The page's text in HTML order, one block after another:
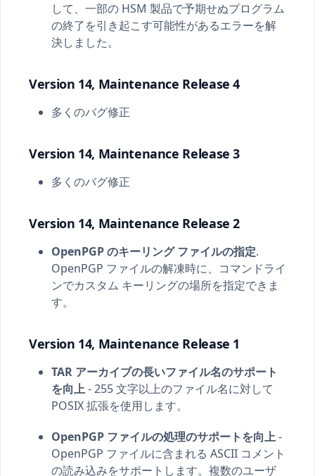
して、一部の HSM 製品で予期せぬプログラム
の終了を引き起こす可能性があるエラーを解
決しました。
Version 14, Maintenance Release 4
多くのバグ修正
Version 14, Maintenance Release 3
多くのバグ修正
Version 14, Maintenance Release 2
OpenPGP のキーリング ファイルの指定.
OpenPGP ファイルの解凍時に、コマンドライ
ンでカスタム キーリングの場所を指定できま
す。
Version 14, Maintenance Release 1
TAR アーカイブの長いファイル名のサポート
を向上- 255 文字以上のファイル名に対して
POSIX 拡張を使用します。
OpenPGP ファイルの処理のサポートを向上-
OpenPGP ファイルに含まれる ASCII コメント
の読み込みをサポートします。複数のユーザ